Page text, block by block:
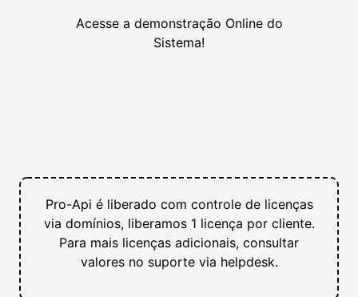
Acesse a demonstração Online do
Sistema!
Pro-Api é liberado com controle de licenças
via domínios, liberamos 1 licença por cliente.
Para mais licenças adicionais, consultar
valores no suporte via helpdesk.